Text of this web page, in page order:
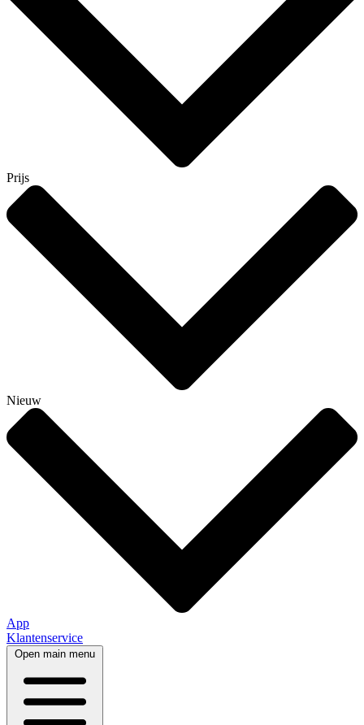
Prijs
Nieuw
App
Klantenservice
Open main menu